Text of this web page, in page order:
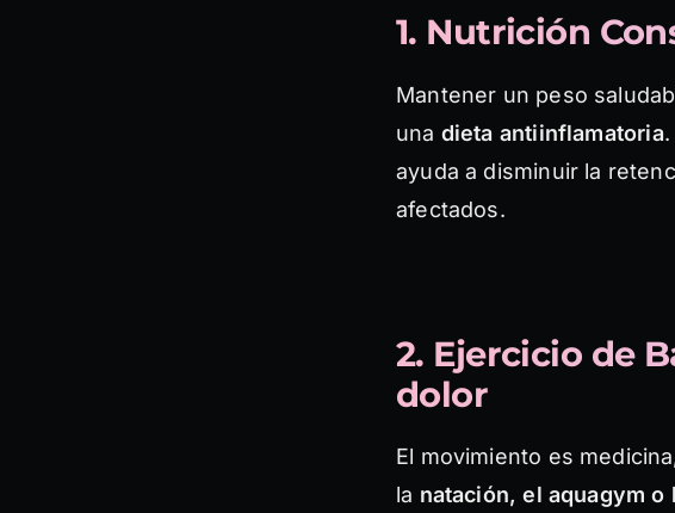
1. Nutrición
Mantener un peso
una dieta antiinflamatoria.
ayuda a disminuir la
afectados.
2. Ejercicio de
dolor
El movimiento es
la natación, el aquagym